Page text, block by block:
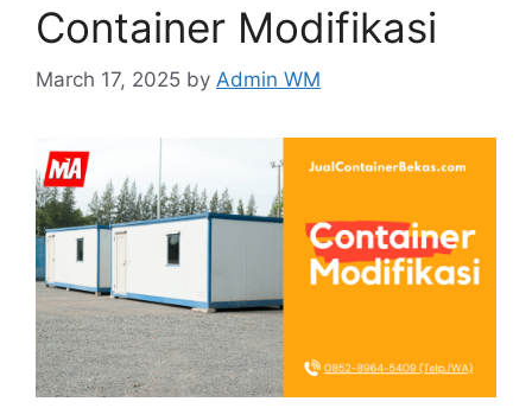
Container Modifikasi
March 17, 2025 by Admin WM